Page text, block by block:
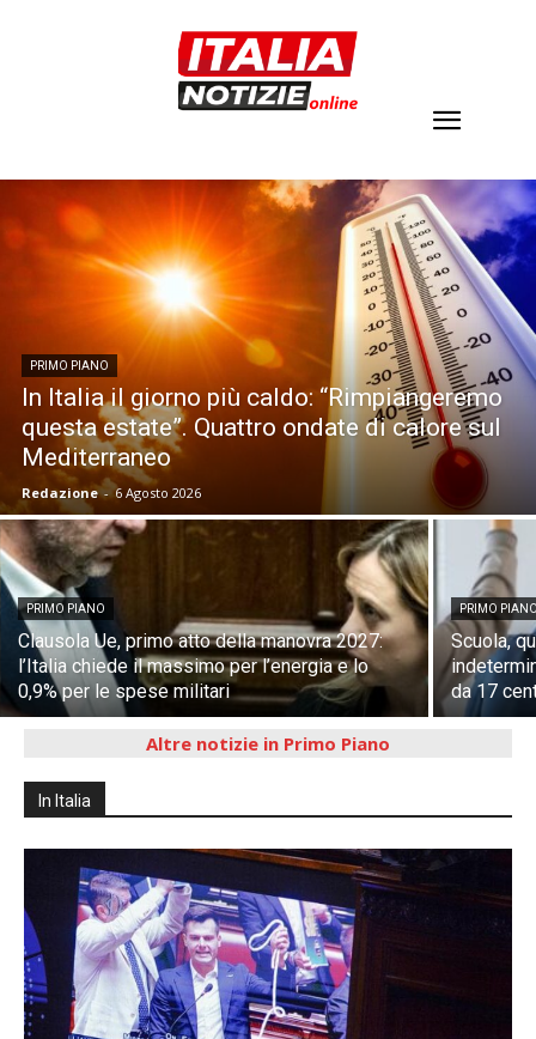
PRIMO PIANO
In Italia il giorno più caldo: “Rimpiangeremo
questa estate”. Quattro ondate di calore sul
Mediterraneo
Redazione - 6 Agosto 2026
PRIMO PIANO
Clausola Ue, primo atto della manovra 2027:
l’Italia chiede il massimo per l’energia e lo
0,9% per le spese militari
PRIMO
Scuola,
da 17
Altre notizie in Primo Piano
In Italia